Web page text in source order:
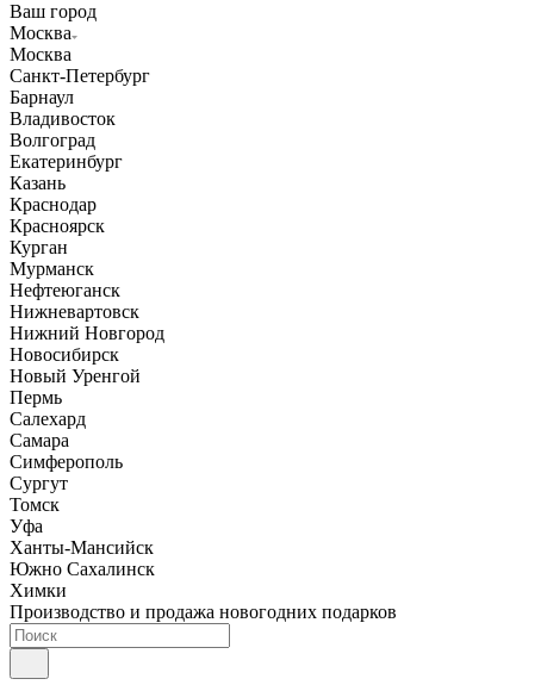
Ваш город
Москва
Москва
Санкт-Петербург
Барнаул
Владивосток
Волгоград
Екатеринбург
Казань
Краснодар
Красноярск
Курган
Мурманск
Нефтеюганск
Нижневартовск
Нижний Новгород
Новосибирск
Новый Уренгой
Пермь
Салехард
Самара
Симферополь
Сургут
Томск
Уфа
Ханты-Мансийск
Южно Сахалинск
Химки
Производство и продажа новогодних подарков